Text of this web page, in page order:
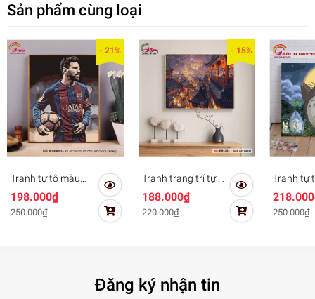
Sản phẩm cùng loại
- 21%
Tranh tự tô màu
DIY sơn dầu số hóa
NV0803 Messi Cầu
thủ bóng đá
198.000₫
250.000₫
- 15%
Tranh trang trí tự tô
màu theo số Gam
lễ hội đèn lồng
Nhật Bản HH4284
188.000₫
220.000₫
Tranh tự
sơn dầu
Gam
HH0571
250.000₫
Đăng ký nhận tin